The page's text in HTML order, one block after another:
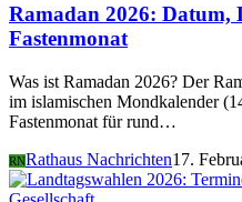
Ramadan 2026: Datum,
Fastenmonat
Was ist Ramadan 2026? Der
im islamischen Mondkalender
Fastenmonat für rund…
RNRathaus Nachrichten17.